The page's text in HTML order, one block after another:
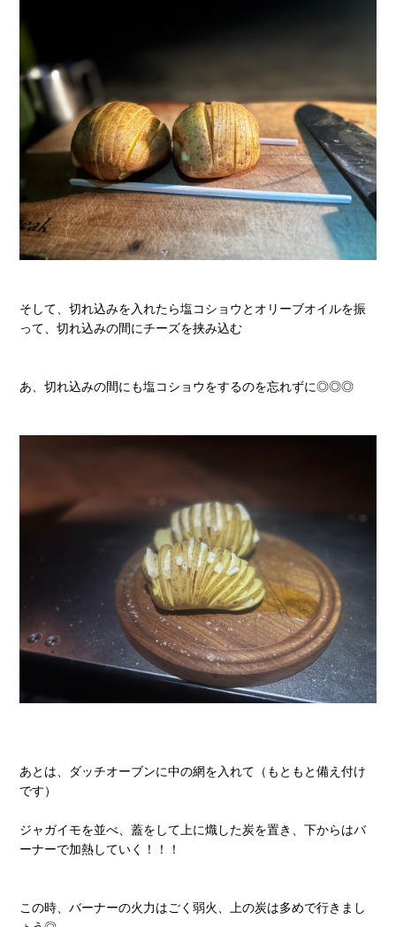
そして、切れ込みを入れたら塩コショウとオリーブオイルを振
って、切れ込みの間にチーズを挟み込む
あ、切れ込みの間にも塩コショウをするのを忘れずに◎◎◎
あとは、ダッチオーブンに中の網を入れて（もともと備え付け
です）
ジャガイモを並べ、蓋をして上に熾した炭を置き、下からはバ
ーナーで加熱していく！！！
この時、バーナーの火力はごく弱火、上の炭は多めで行きまし